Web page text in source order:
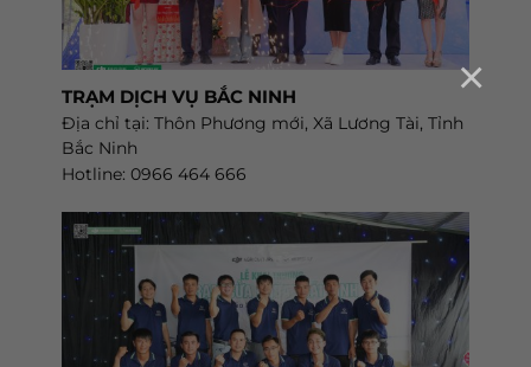
×
TRẠM DỊCH VỤ BẮC NINH
Địa chỉ tại: Thôn Phương mới, Xã Lương Tài, Tỉnh
Bắc Ninh
Hotline: 0966 464 666